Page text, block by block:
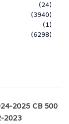
(24)
(3940)
(1)
(6298)
2025 CB 500
2023